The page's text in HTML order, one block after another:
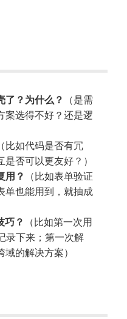
了？为什么？ （是需
案选得不好？还是逻
（比如代码是否有冗
否可以更友好？）
用？ （比如表单验证
单也能用到，就抽成
巧？ （比如第一次用
录下来；第一次解
的解决方案）